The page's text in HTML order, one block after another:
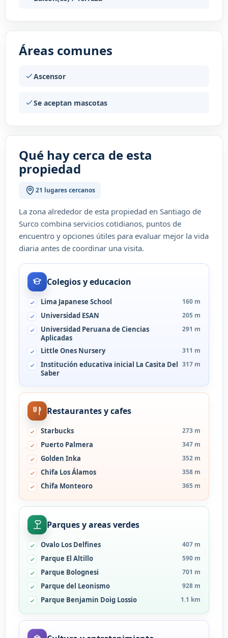
Áreas comunes
Ascensor
Se aceptan mascotas
Qué hay cerca de esta
propiedad
21 lugares cercanos
La zona alrededor de esta propiedad en Santiago de
Surco combina servicios cotidianos, puntos de
encuentro y opciones útiles para evaluar mejor la vida
diaria antes de coordinar una visita.
Colegios y educacion
Lima Japanese School 160 m
Universidad ESAN 205 m
Universidad Peruana de Ciencias
Aplicadas
291 m
Little Ones Nursery 311 m
Institución educativa inicial La Casita Del
Saber
317 m
Restaurantes y cafes
Starbucks 273 m
Puerto Palmera 347 m
Golden Inka 352 m
Chifa Los Álamos 358 m
Chifa Monteoro 365 m
Parques y areas verdes
Ovalo Los Delfines 407 m
Parque El Altillo 590 m
Parque Bolognesi 701 m
Parque del Leonismo 928 m
Parque Benjamin Doig Lossio 1.1 km